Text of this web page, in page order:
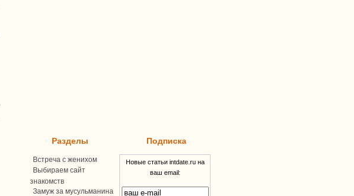
Разделы
Встреча с женихом
Выбираем сайт
знакомств
Замуж за мусульманина
Подписка
Новые статьи intdate.ru на
ваш email: